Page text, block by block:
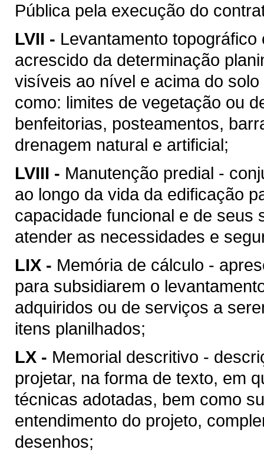
Pública pela execução do
LVII - Levantamento
acrescido da determinação
visíveis ao nível e acima do
como: limites de vegetação ou
benfeitorias, posteamentos,
drenagem natural e artificial;
LVIII - Manutenção predial -
ao longo da vida da edificação
capacidade funcional e de seus
atender as necessidades e
LIX - Memória de cálculo -
para subsidiarem o
adquiridos ou de serviços a
itens planilhados;
LX - Memorial descritivo -
projetar, na forma de texto, em
técnicas adotadas, bem como
entendimento do projeto,
desenhos;